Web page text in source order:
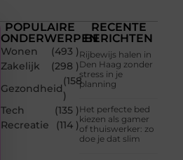
POPULAIRE
ONDERWERPEN
Wonen
(493 )
Zakelijk
(298 )
Gezondheid
(158
)
Tech
(135 )
Recreatie
(114 )
RECENTE
BERICHTEN
Rijbewijs halen in
Den Haag zonder
stress in je
planning
Het perfecte bed
kiezen als gamer
of thuiswerker: zo
doe je dat slim